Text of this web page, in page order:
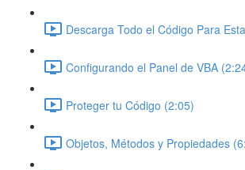
Descarga Todo el Código Para
Configurando el Panel de VBA
Proteger tu Código (2:05)
Objetos, Métodos y Propiedades